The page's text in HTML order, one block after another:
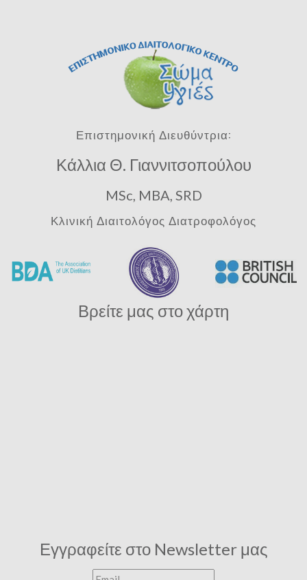
Επιστημονική Διευθύντρια:
Κάλλια Θ. Γιαννιτσοπούλου
MSc, MBA, SRD
Κλινική Διαιτολόγος Διατροφολόγος
Βρείτε μας στο χάρτη
Εγγραφείτε στο Newsletter μας